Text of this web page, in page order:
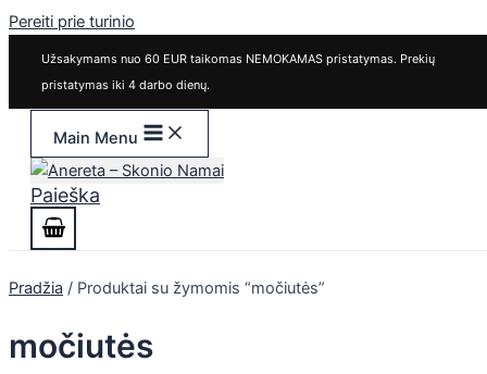
Pereiti prie turinio
Užsakymams nuo 60 EUR taikomas NEMOKAMAS pristatymas. Prekių
pristatymas iki 4 darbo dienų.
Main Menu
Paieška
Pradžia / Produktai su žymomis “močiutės”
močiutės